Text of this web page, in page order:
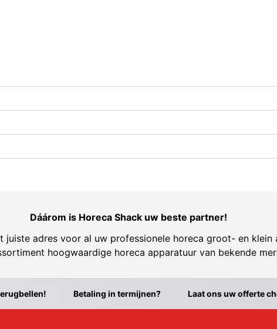
Dáárom is Horeca Shack uw beste partner!
juiste adres voor al uw professionele horeca groot- en klein
hoogwaardige horeca apparatuur van bekende
Betaling in termijnen? Laat ons uw offerte